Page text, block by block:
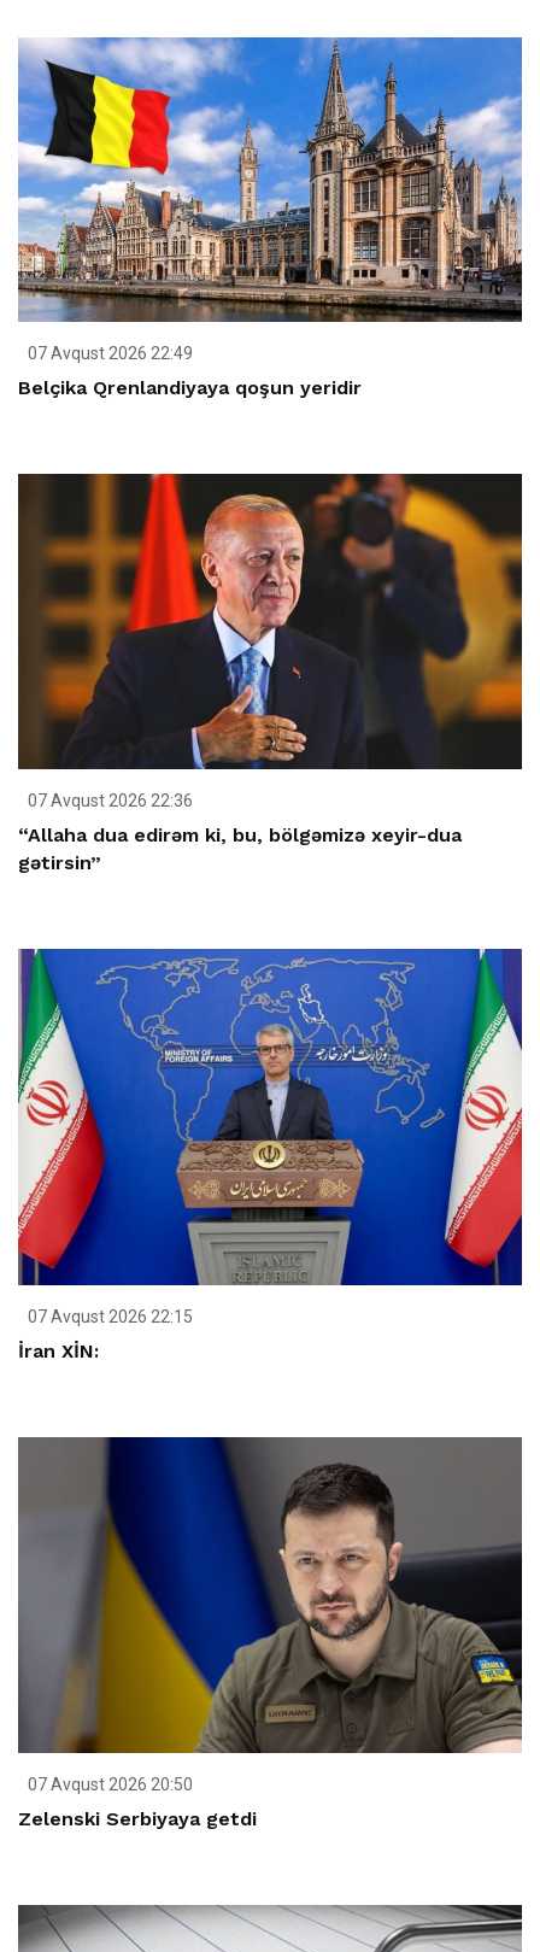
07 Avqust 2026 22:49
Belçika Qrenlandiyaya qoşun yeridir
07 Avqust 2026 22:36
“Allaha dua edirəm ki, bu, bölgəmizə xeyir-dua
gətirsin”
07 Avqust 2026 22:15
İran XİN:
07 Avqust 2026 20:50
Zelenski Serbiyaya getdi